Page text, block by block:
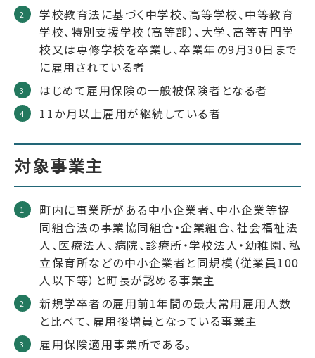
学校教育法に基づく中学校、高等学校、中等教育
学校、特別支援学校（高等部）、大学、高等専門学
校又は専修学校を卒業し、卒業年の9月30日まで
に雇用されている者
はじめて雇用保険の一般被保険者となる者
11か月以上雇用が継続している者
対象事業主
町内に事業所がある中小企業者、中小企業等協
同組合法の事業協同組合・企業組合、社会福祉法
人、医療法人、病院、診療所・学校法人・幼稚園、私
立保育所などの中小企業者と同規模（従業員100
人以下等）と町長が認める事業主
新規学卒者の雇用前1年間の最大常用雇用人数
と比べて、雇用後増員となっている事業主
雇用保険適用事業所である。